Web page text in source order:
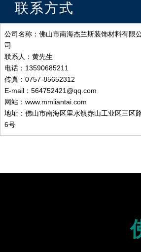
联系方式
公司名称：佛山市南海杰兰斯装饰材料有限
司
联系人：黄先生
电话：13590685211
传真：0757-85652312
E-mail：564752421@qq.com
网站：www.mmliantai.com
地址：佛山市南海区里水镇赤山工业区三区
6号